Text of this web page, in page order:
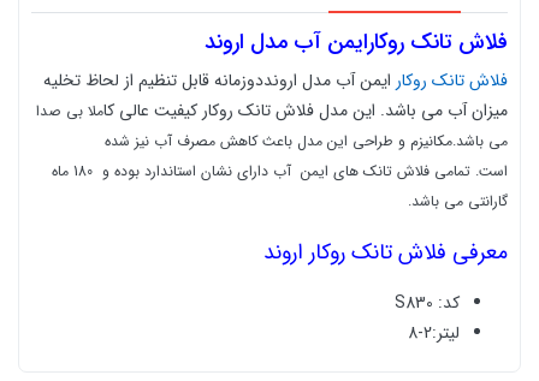
فلاش تانک روکارایمن آب مدل اروند
فلاش تانک روکار ایمن آب مدل ارونددوزمانه قابل تنظیم از لحاظ تخلیه
میزان آب می باشد. این مدل فلاش تانک روکار کیفیت عالی کاملا بی صدا
می باشد.مکانیزم و طراحی این مدل باعث کاهش مصرف آب نیز شده
است.
تمامی فلاش تانک های ایمن آب دارای نشان استاندارد بوده و 180 ماه
گارانتی می باشد.
معرفی فلاش تانک روکار اروند
کد: S830
لیتر:2-8